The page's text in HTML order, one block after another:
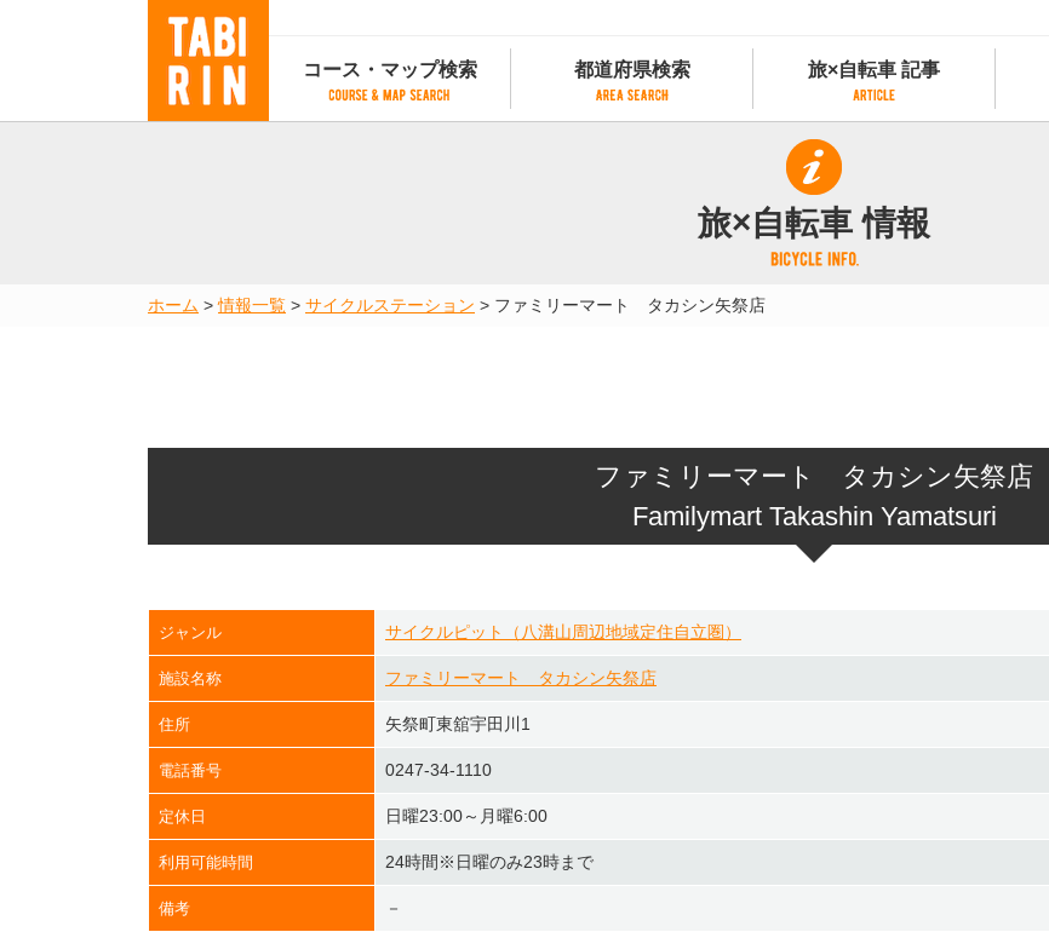
コース・マップ検索
地図から検索
都道府県検索
都道府県別サイクリング情報
都道府県アクセスランキング
旅×自転車 記事
旅×自転車 記事
記事一覧
カテゴリから探す
タグから探す
サイクリストにやさしい宿
サイクルトレイン
タンデム自転車があるレンタサイクル
旅×自転車 情報
ホーム >情報一覧 > サイクルステーション > ファミリーマート タカシン矢祭店
ファミリーマート タカシン矢祭店
Familymart Takashin Yamatsuri
ジャンル サイクルピット（八溝山周辺地域定住自立圏）
施設名称 ファミリーマート タカシン矢祭店
住所 矢祭町東舘宇田川1
電話番号 0247-34-1110
定休日 日曜23:00～月曜6:00
利用可能時間 24時間※日曜のみ23時まで
備考 －